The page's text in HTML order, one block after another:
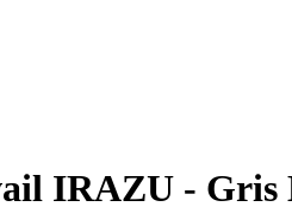
IRAZU - Gris